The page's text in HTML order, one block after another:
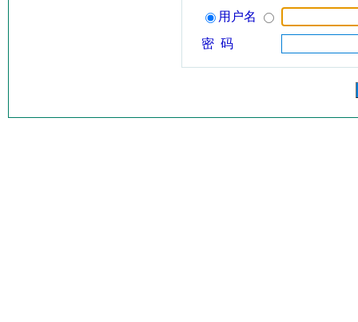
用户名
密 码